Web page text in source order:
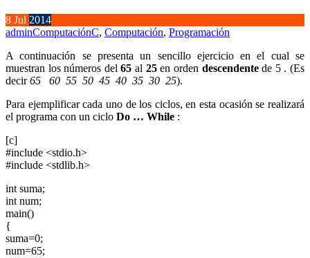
8 Jul 2014
adminComputaciónC, Computación, Programación
A continuación se presenta un sencillo ejercicio en el cual se
muestran los números del65 al 25en orden descendentede 5 . (Es
decir65 60 55 50 45 40 35 30 25).
Para ejemplificar cada uno de los ciclos, en esta ocasión se realizará
el programa con un ciclo Do … While :
[c]
#include <stdio.h>
#include <stdlib.h>
int suma;
int num;
main()
{
suma=0;
num=65;